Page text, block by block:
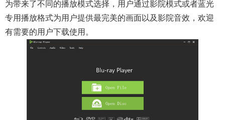
为带来了不同的播放模式选择，用户通过影院模式或者蓝光
专用播放格式为用户提供最完美的画面以及影院音效，欢迎
有需要的用户下载使用。